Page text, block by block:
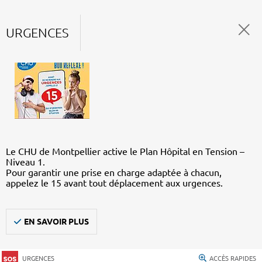
URGENCES
Le CHU de Montpellier active le Plan Hôpital en Tension –
Niveau 1.
Pour garantir une prise en charge adaptée à chacun,
appelez le 15 avant tout déplacement aux urgences.
EN SAVOIR PLUS
URGENCES ACCÈS RAPIDES